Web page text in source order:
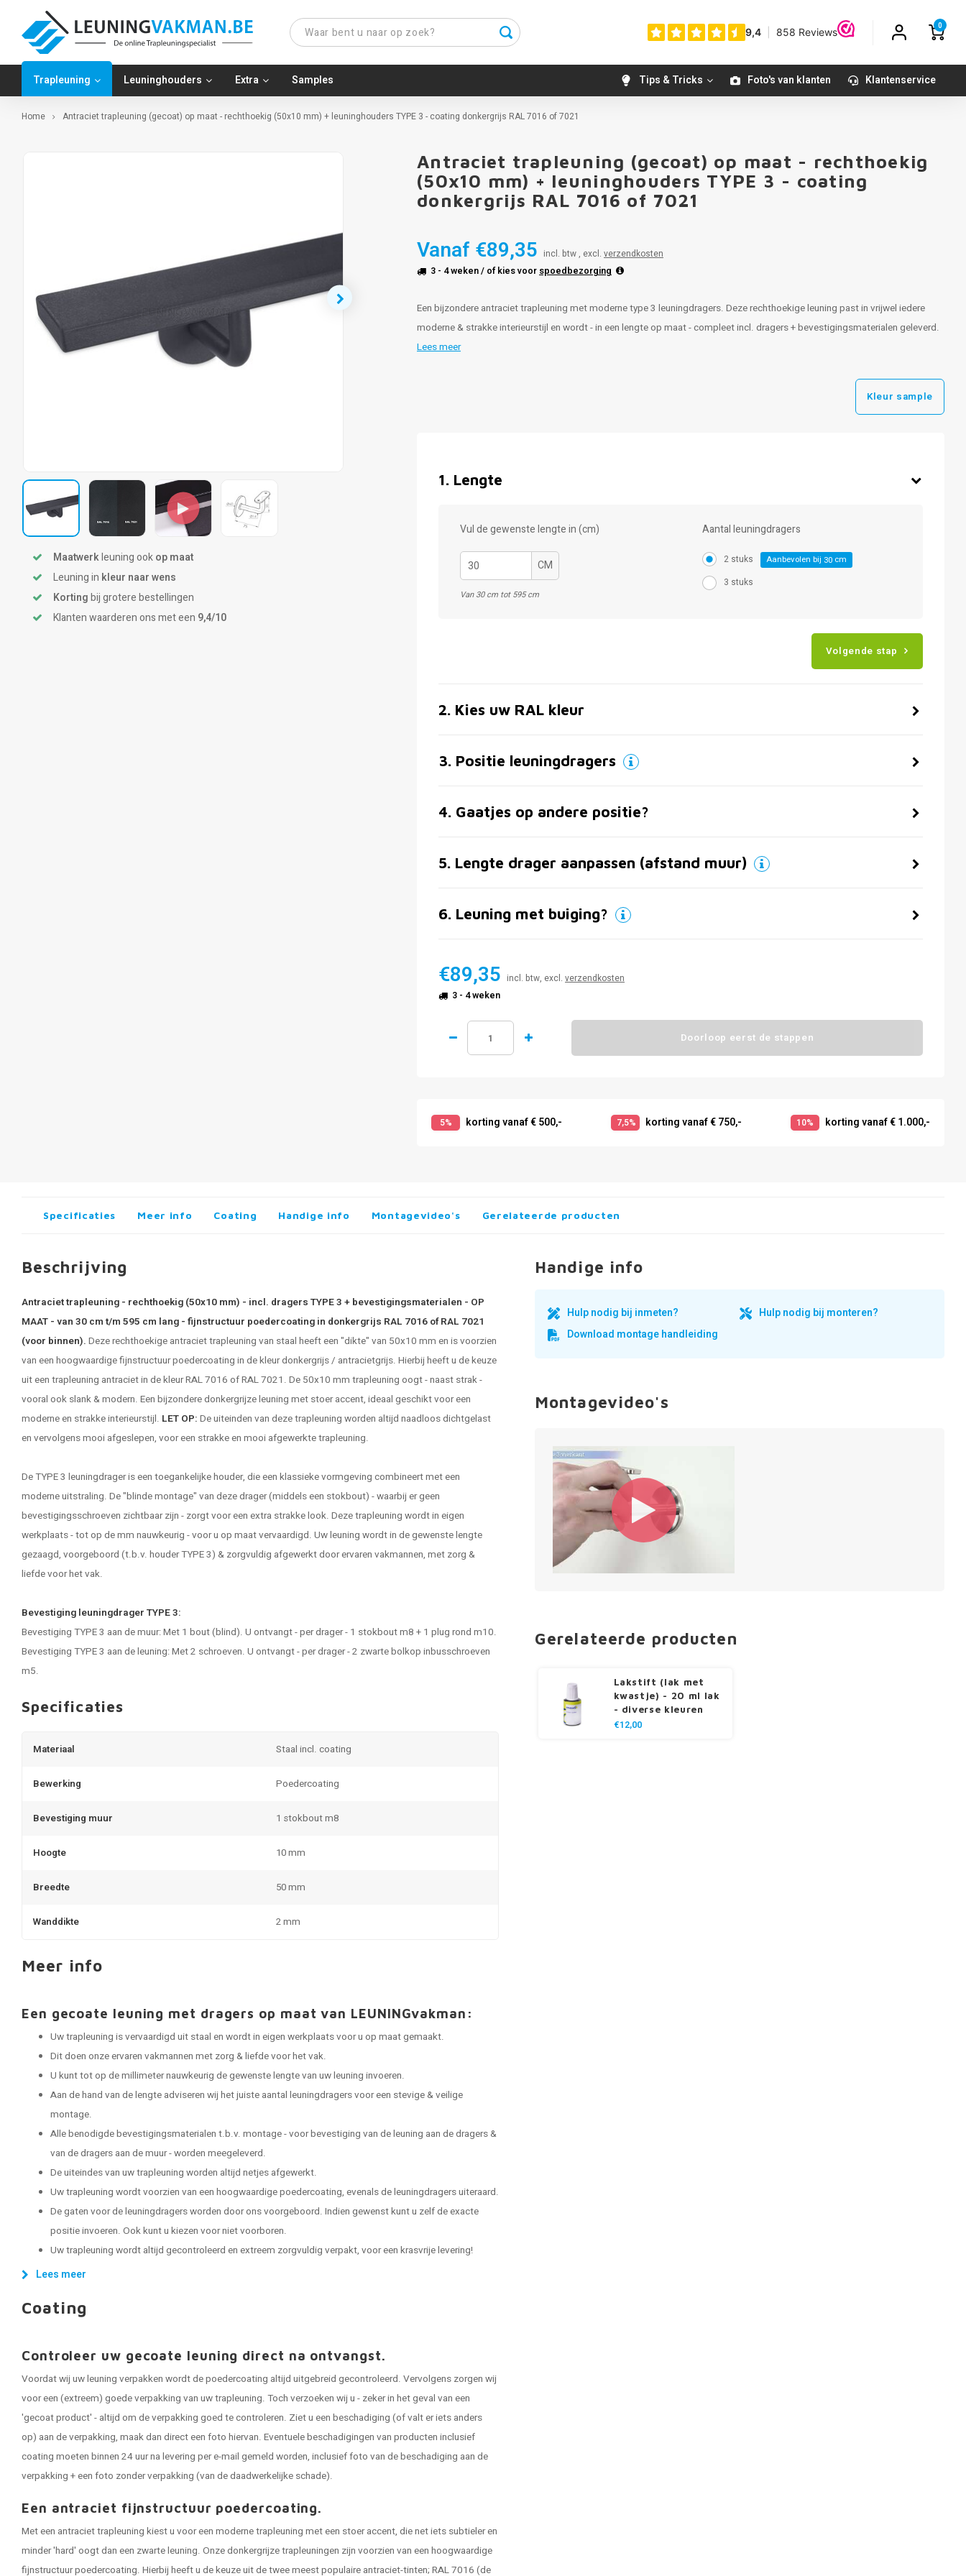
0
Trapleuning Leuninghouders Extra Samples Tips & Tricks Foto's van klanten Klantenservice
Home Antraciet trapleuning (gecoat) op maat - rechthoekig (50x10 mm) + leuninghouders TYPE 3 - coating donkergrijs RAL 7016 of 7021
Maatwerkleuning ookop maat
Leuning in kleur naar wens
Kortingbij grotere bestellingen
Klanten waarderen ons met een 9,4/10
Antraciet trapleuning (gecoat) op maat - rechthoekig
(50x10 mm) + leuninghouders TYPE 3 - coating
donkergrijs RAL 7016 of 7021
Vanaf €89,35 incl. btw , excl. verzendkosten
3 - 4 weken/ of kies voor spoedbezorging
Een bijzondere antraciet trapleuning met moderne type 3 leuningdragers. Deze rechthoekige leuning past in vrijwel iedere
moderne & strakke interieurstijl en wordt - in een lengte op maat - compleet incl. dragers + bevestigingsmaterialen geleverd.
Lees meer
Kleur sample
1. Lengte
Vul de gewenste lengte in (cm)
CM
Van 30 cm tot 595 cm
Aantal leuningdragers
2 stuks Aanbevolen bij 30 cm
3 stuks
Volgende stap
2. Kies uw RAL kleur
3. Positie leuningdragers
4. Gaatjes op andere positie?
5. Lengte drager aanpassen (afstand muur)
6. Leuning met buiging?
€89,35 incl. btw, excl. verzendkosten
3 - 4 weken
Doorloop eerst de stappen
5% korting vanaf € 500,- 7,5% korting vanaf € 750,- 10% korting vanaf € 1.000,-
Specificaties Meer info Coating Handige info Montagevideo's Gerelateerde producten
Beschrijving
Antraciet trapleuning - rechthoekig (50x10 mm) - incl. dragers TYPE 3 + bevestigingsmaterialen - OP
MAAT - van 30 cm t/m 595 cm lang - fijnstructuur poedercoating in donkergrijs RAL 7016 of RAL 7021
(voor binnen). Deze rechthoekige antraciet trapleuning van staal heeft een "dikte" van 50x10 mm en is voorzien
van een hoogwaardige fijnstructuur poedercoating in de kleur donkergrijs / antracietgrijs. Hierbij heeft u de keuze
uit een trapleuning antraciet in de kleur RAL 7016 of RAL 7021. De 50x10 mm trapleuning oogt - naast strak -
vooral ook slank & modern. Een bijzondere donkergrijze leuning met stoer accent, ideaal geschikt voor een
moderne en strakke interieurstijl. LET OP: De uiteinden van deze trapleuning worden altijd naadloos dichtgelast
en vervolgens mooi afgeslepen, voor een strakke en mooi afgewerkte trapleuning.
De TYPE 3 leuningdrager is een toegankelijke houder, die een klassieke vormgeving combineert met een
moderne uitstraling. De "blinde montage" van deze drager (middels een stokbout) - waarbij er geen
bevestigingsschroeven zichtbaar zijn - zorgt voor een extra strakke look. Deze trapleuning wordt in eigen
werkplaats - tot op de mm nauwkeurig - voor u op maat vervaardigd. Uw leuning wordt in de gewenste lengte
gezaagd, voorgeboord (t.b.v. houder TYPE 3) & zorgvuldig afgewerkt door ervaren vakmannen, met zorg &
liefde voor het vak.
Bevestiging leuningdrager TYPE 3:
Bevestiging TYPE 3 aan de muur: Met 1 bout (blind). U ontvangt - per drager - 1 stokbout m8 + 1 plug rond m10.
Bevestiging TYPE 3 aan de leuning: Met 2 schroeven. U ontvangt - per drager - 2 zwarte bolkop inbusschroeven
m5.
Specificaties
Materiaal Staal incl. coating
Bewerking Poedercoating
Bevestiging muur 1 stokbout m8
Hoogte 10 mm
Breedte 50 mm
Wanddikte 2 mm
Meer info
Een gecoate leuning met dragers op maat van LEUNINGvakman:
Uw trapleuning is vervaardigd uit staal en wordt in eigen werkplaats voor u op maat gemaakt.
Dit doen onze ervaren vakmannen met zorg & liefde voor het vak.
U kunt tot op de millimeter nauwkeurig de gewenste lengte van uw leuning invoeren.
Aan de hand van de lengte adviseren wij het juiste aantal leuningdragers voor een stevige & veilige
montage.
Alle benodigde bevestigingsmaterialen t.b.v. montage - voor bevestiging van de leuning aan de dragers &
van de dragers aan de muur - worden meegeleverd.
De uiteindes van uw trapleuning worden altijd netjes afgewerkt.
Uw trapleuning wordt voorzien van een hoogwaardige poedercoating, evenals de leuningdragers uiteraard.
De gaten voor de leuningdragers worden door ons voorgeboord. Indien gewenst kunt u zelf de exacte
positie invoeren. Ook kunt u kiezen voor niet voorboren.
Uw trapleuning wordt altijd gecontroleerd en extreem zorgvuldig verpakt, voor een krasvrije levering!
Lees meer
Coating
Controleer uw gecoate leuning direct na ontvangst.
Voordat wij uw leuning verpakken wordt de poedercoating altijd uitgebreid gecontroleerd. Vervolgens zorgen wij
voor een (extreem) goede verpakking van uw trapleuning. Toch verzoeken wij u - zeker in het geval van een
'gecoat product' - altijd om de verpakking goed te controleren. Ziet u een beschadiging (of valt er iets anders
op) aan de verpakking, maak dan direct een foto hiervan. Eventuele beschadigingen van producten inclusief
coating moeten binnen 24 uur na levering per e-mail gemeld worden, inclusief foto van de beschadiging aan de
verpakking + een foto zonder verpakking (van de daadwerkelijke schade).
Een antraciet fijnstructuur poedercoating.
Met een antraciet trapleuning kiest u voor een moderne trapleuning met een stoer accent, die net iets subtieler en
minder 'hard' oogt dan een zwarte leuning. Onze donkergrijze trapleuningen zijn voorzien van een hoogwaardige
fijnstructuur poedercoating. Hierbij heeft u de keuze uit de twee meest populaire antraciet-tinten; RAL 7016 (de
Handige info
Hulp nodig bij inmeten?
Hulp nodig bij monteren?
Download montage handleiding
Montagevideo's
Gerelateerde producten
Lakstift (lak met
kwastje) - 20 ml lak
- diverse kleuren
€12,00